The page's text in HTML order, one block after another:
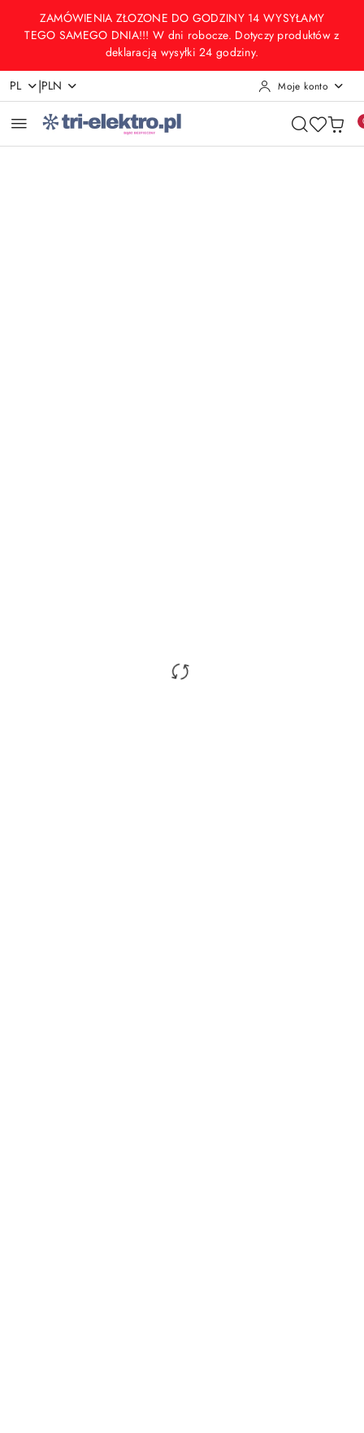
Przejdź do treści głównej
Przejdź do wyszukiwarki
Przejdź do moje konto
Przejdź do menu głównego
Przejdź do opisu produktu
Przejdź do stopki
ZAMÓWIENIA ZŁOZONE DO GODZINY 14 WYSYŁAMY
TEGO SAMEGO DNIA!!! W dni robocze. Dotyczy produktów z
deklaracją wysyłki 24 godziny.
PL |PLN Moje konto